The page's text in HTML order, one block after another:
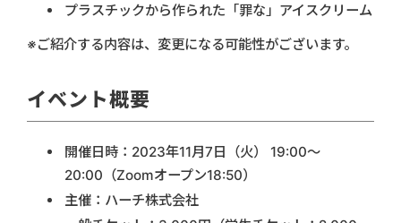
プラスチックから作られた「罪な」アイスクリーム
※ご紹介する内容は、変更になる可能性がございます。
イベント概要
開催日時：2023年11月7日（火） 19:00〜
20:00（Zoomオープン18:50）
主催：ハーチ株式会社